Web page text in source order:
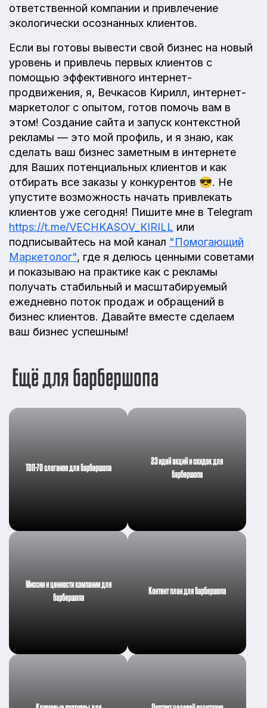
ответственной компании и привлечение
экологически осознанных клиентов.
Если вы готовы вывести свой бизнес на новый
уровень и привлечь первых клиентов с
помощью эффективного интернет-
продвижения, я, Вечкасов Кирилл, интернет-
маркетолог с опытом, готов помочь вам в
этом! Создание сайта и запуск контекстной
рекламы — это мой профиль, и я знаю, как
сделать ваш бизнес заметным в интернете
для Ваших потенциальных клиентов и как
отбирать все заказы у конкурентов 😎. Не
упустите возможность начать привлекать
клиентов уже сегодня! Пишите мне в Telegram
https://t.me/VECHKASOV_KIRILL или
подписывайтесь на мой канал "Помогающий
Маркетолог", где я делюсь ценными советами
и показываю на практике как с рекламы
получать стабильный и масштабируемый
ежедневно поток продаж и обращений в
бизнес клиентов. Давайте вместе сделаем
ваш бизнес успешным!
Ещё для барбершопа
ТОП-70 слоганов для барбершопа
23 идей акций и скидок для
барбершопа
Миссии и ценности компании для
барбершопа
Контент план для барбершопа